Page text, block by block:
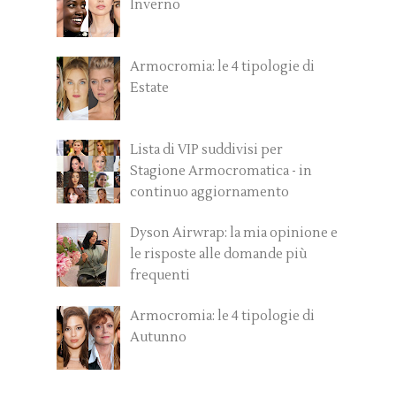
Inverno
Armocromia: le 4 tipologie di
Estate
Lista di VIP suddivisi per
Stagione Armocromatica - in
continuo aggiornamento
Dyson Airwrap: la mia opinione e
le risposte alle domande più
frequenti
Armocromia: le 4 tipologie di
Autunno